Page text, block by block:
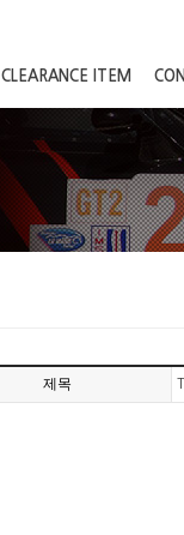
CLEARANCE ITEM
제목